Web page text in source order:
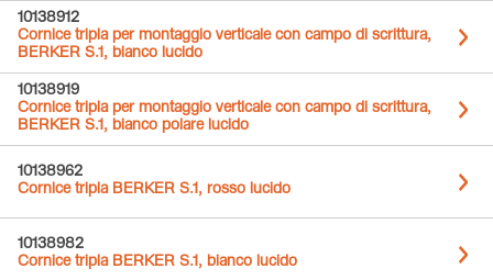
10138912
Cornice tripla per montaggio verticale con campo di scrittura,
BERKER S.1, bianco lucido
10138919
Cornice tripla per montaggio verticale con campo di scrittura,
BERKER S.1, bianco polare lucido
10138962
Cornice tripla BERKER S.1, rosso lucido
10138982
Cornice tripla BERKER S.1, bianco lucido